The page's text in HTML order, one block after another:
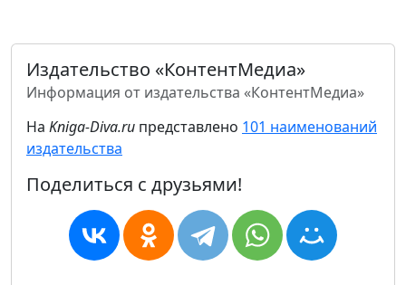
Издательство «КонтентМедиа»
Информация от издательства «КонтентМедиа»
На Kniga-Diva.ru представлено 101 наименований
издательства
Поделиться с друзьями!